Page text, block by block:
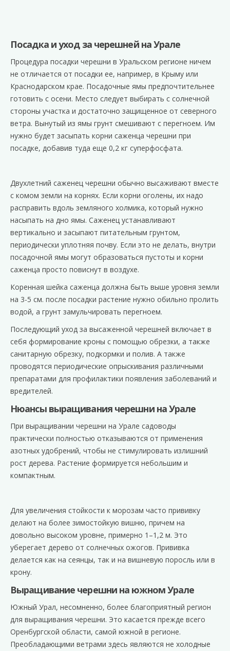
Посадка и уход за черешней на Урале
Процедура посадки черешни в Уральском регионе ничем
не отличается от посадки ее, например, в Крыму или
Краснодарском крае. Посадочные ямы предпочтительнее
готовить с осени. Место следует выбирать с солнечной
стороны участка и достаточно защищенное от северного
ветра. Вынутый из ямы грунт смешивают с перегноем. Им
нужно будет засыпать корни саженца черешни при
посадке, добавив туда еще 0,2 кг суперфосфата.
Двухлетний саженец черешни обычно высаживают вместе
с комом земли на корнях. Если корни оголены, их надо
расправить вдоль земляного холмика, который нужно
насыпать на дно ямы. Саженец устанавливают
вертикально и засыпают питательным грунтом,
периодически уплотняя почву. Если это не делать, внутри
посадочной ямы могут образоваться пустоты и корни
саженца просто повиснут в воздухе.
Коренная шейка саженца должна быть выше уровня земли
на 3-5 см. после посадки растение нужно обильно пролить
водой, а грунт замульчировать перегноем.
Последующий уход за высаженной черешней включает в
себя формирование кроны с помощью обрезки, а также
санитарную обрезку, подкормки и полив. А также
проводятся периодические опрыскивания различными
препаратами для профилактики появления заболеваний и
вредителей.
Нюансы выращивания черешни на Урале
При выращивании черешни на Урале садоводы
практически полностью отказываются от применения
азотных удобрений, чтобы не стимулировать излишний
рост дерева. Растение формируется небольшим и
компактным.
Для увеличения стойкости к морозам часто прививку
делают на более зимостойкую вишню, причем на
довольно высоком уровне, примерно 1–1,2 м. Это
уберегает дерево от солнечных ожогов. Прививка
делается как на сеянцы, так и на вишневую поросль или в
крону.
Выращивание черешни на южном Урале
Южный Урал, несомненно, более благоприятный регион
для выращивания черешни. Это касается прежде всего
Оренбургской области, самой южной в регионе.
Преобладающими ветрами здесь являются не холодные